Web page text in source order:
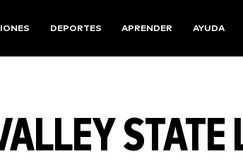
DEPORTES APRENDER AYUDA
STATE